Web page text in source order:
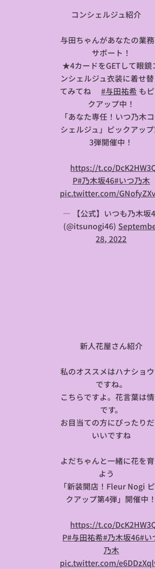
コンシェルジュ紹介🖊
与田ちゃんがあなたの業
サポート！
★4カードをGETして眼鏡
ンシェルジュ衣装に着せ
てみてね✨#与田祐希 も
クアップ中！
「あなた専任！いつ乃木
シェルジュ」ピックアッ
3弾開催中！
https://t.co/
P#乃木坂46#いつ乃木
pic.twitter.com/
— 【公式】いつも乃木坂
(@itsunogi46)
28, 2022
🌼新人花屋さん紹介🌼
私のオススメはハナショ
ですね。
こちらですよ。花言葉は
です。
お目当ての方にぴったり
いいですね
よだちゃんと一緒に花を
よう✨
「新装開店！Fleur Nogi
クアップ第4弾」開催中！
https://t.co/
P#与田祐希#乃木坂46#い
乃木
pic.twitter.com/